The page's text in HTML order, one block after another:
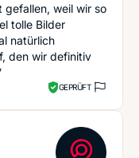
gefallen, weil wir so
tolle Bilder
natürlich
den wir definitiv
GEPRÜFT